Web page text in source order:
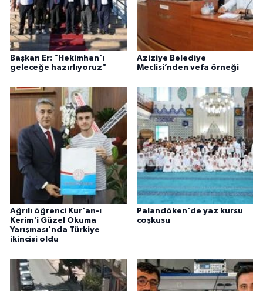
Başkan Er: "Hekimhan'ı
geleceğe hazırlıyoruz"
Aziziye Belediye
Meclisi’nden vefa örneği
Ağrılı öğrenci Kur'an-ı
Kerim'i Güzel Okuma
Yarışması'nda Türkiye
ikincisi oldu
Palandöken'de yaz kursu
coşkusu